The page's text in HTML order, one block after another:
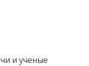
и ученые